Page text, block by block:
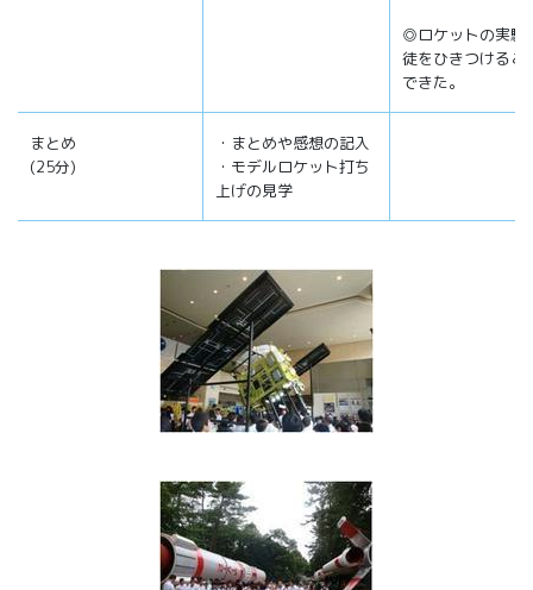
◎ロケットの実験
徒をひきつけるこ
できた。
まとめ
(25分)
・まとめや感想の記入
・モデルロケット打ち
上げの見学